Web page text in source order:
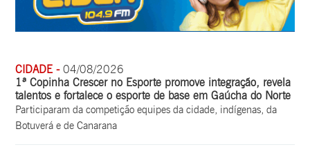
CIDADE -04/08/2026
1ª Copinha Crescer no Esporte promove integração, revela
talentos e fortalece o esporte de base em Gaúcha do Norte
Participaram da competição equipes da cidade, indígenas, da
Botuverá e de Canarana